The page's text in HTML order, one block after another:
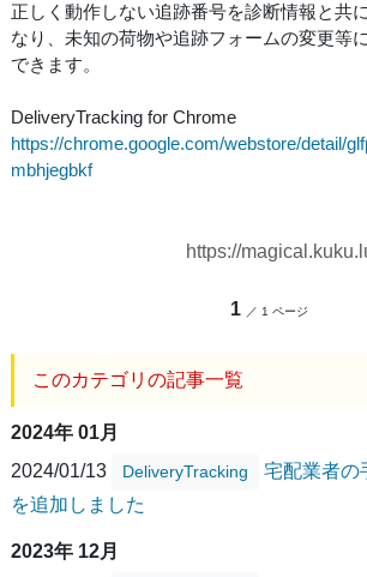
正しく動作しない追跡番号を診断情報と共
なり、未知の荷物や追跡フォームの変更等
できます。
DeliveryTracking for Chrome
https://chrome.google.com/webstore/detail/
mbhjegbkf
https://
1 ／ 1 ページ
このカテゴリの記事一覧
2024年 01月
2024/01/13
DeliveryTracking
宅配業者の
を追加しました
2023年 12月